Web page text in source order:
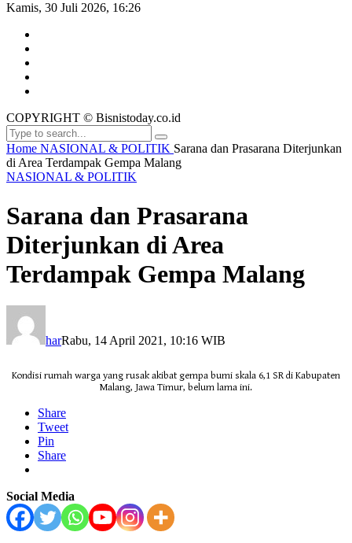
Kamis, 30 Juli 2026, 16:26
COPYRIGHT © Bisnistoday.co.id
Home NASIONAL & POLITIK Sarana dan Prasarana Diterjunkan
di Area Terdampak Gempa Malang
NASIONAL & POLITIK
Sarana dan Prasarana
Diterjunkan di Area
Terdampak Gempa Malang
harRabu, 14 April 2021, 10:16 WIB
Kondisi rumah warga yang rusak akibat gempa bumi skala 6,1 SR di Kabupaten
Malang, Jawa Timur, belum lama ini.
Share
Tweet
Pin
Share
Social Media